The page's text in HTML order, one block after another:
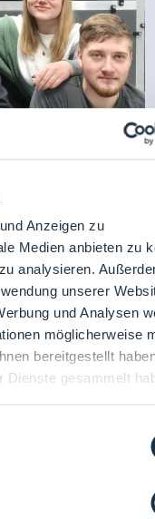
Anzeigen zu
Medien anbieten zu
analysieren.
unserer
und Analysen
möglicherweise
bereitgestellt
Dienste gesammelt
19.01.2026
Employees